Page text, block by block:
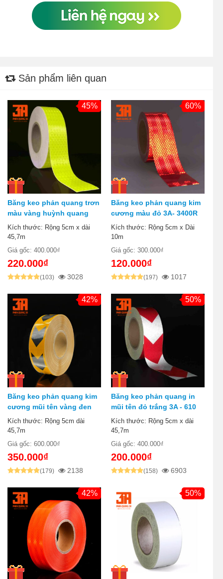
Sản phẩm liên quan
45%
Băng keo phản quang trơn
màu vàng huỳnh quang
3A-3100Y
Kích thước: Rộng 5cm x dài
45,7m
Giá gốc: 400.000₫
220.000₫
(103) 3028
60%
Băng keo phản quang kim
cương màu đỏ 3A- 3400R
Kích thước: Rộng 5cm x Dài
10m
Giá gốc: 300.000₫
120.000₫
(197) 1017
42%
Băng keo phản quang kim
cương mũi tên vàng đen
3A - 3400
Kích thước: Rộng 5cm dài
45,7m
Giá gốc: 600.000₫
350.000₫
(179) 2138
50%
Băng keo phản quang in
mũi tên đỏ trắng 3A - 610
Kích thước: Rộng 5cm x dài
45,7m
Giá gốc: 400.000₫
200.000₫
(158) 6903
42% 50%